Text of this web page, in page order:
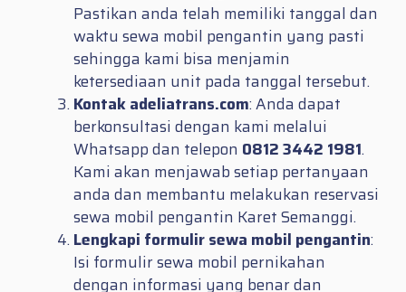
Pastikan anda telah memiliki tanggal dan
waktu sewa mobil pengantin yang pasti
sehingga kami bisa menjamin
ketersediaan unit pada tanggal tersebut.
Kontak adeliatrans.com: Anda dapat
berkonsultasi dengan kami melalui
Whatsapp dan telepon 0812 3442 1981.
Kami akan menjawab setiap pertanyaan
anda dan membantu melakukan reservasi
sewa mobil pengantin Karet Semanggi.
Lengkapi formulir sewa mobil pengantin:
Isi formulir sewa mobil pernikahan
dengan informasi yang benar dan